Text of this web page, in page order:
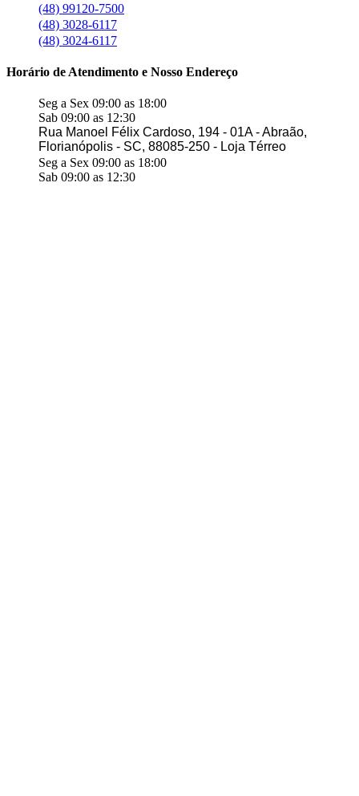
(48) 99120-7500
(48) 3028-6117
(48) 3024-6117
Horário de Atendimento e Nosso Endereço
Seg a Sex 09:00 as 18:00
Sab 09:00 as 12:30
Rua Manoel Félix Cardoso, 194 - 01A - Abraão,
Florianópolis - SC, 88085-250 - Loja Térreo
Seg a Sex 09:00 as 18:00
Sab 09:00 as 12:30